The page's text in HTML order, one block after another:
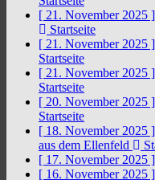
[ 21. November 2025 ]
Startseite
[ 21. November 2025 ]
Startseite
[ 21. November 2025 ]
Startseite
[ 20. November 2025 ]
Startseite
[ 18. November 2025 ]
aus dem Ellenfeld
[ 17. November 2025 ]
[ 16. November 2025 ]